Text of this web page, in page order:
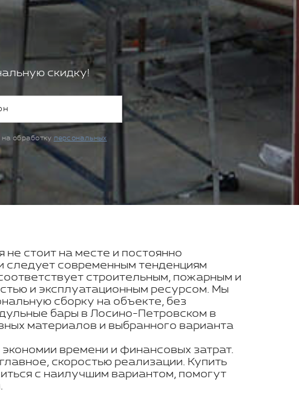
скидку!
обработку персональных
не стоит на месте и постоянно
следует современным тенденциям
строительным, пожарным и
и эксплуатационным ресурсом. Мы
сборку на объекте, без
бары в Лосино-Петровском в
материалов и выбранного варианта
времени и финансовых затрат.
скоростью реализации. Купить
с наилучшим вариантом, помогут